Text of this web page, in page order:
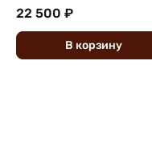
22 500 ₽
В корзину